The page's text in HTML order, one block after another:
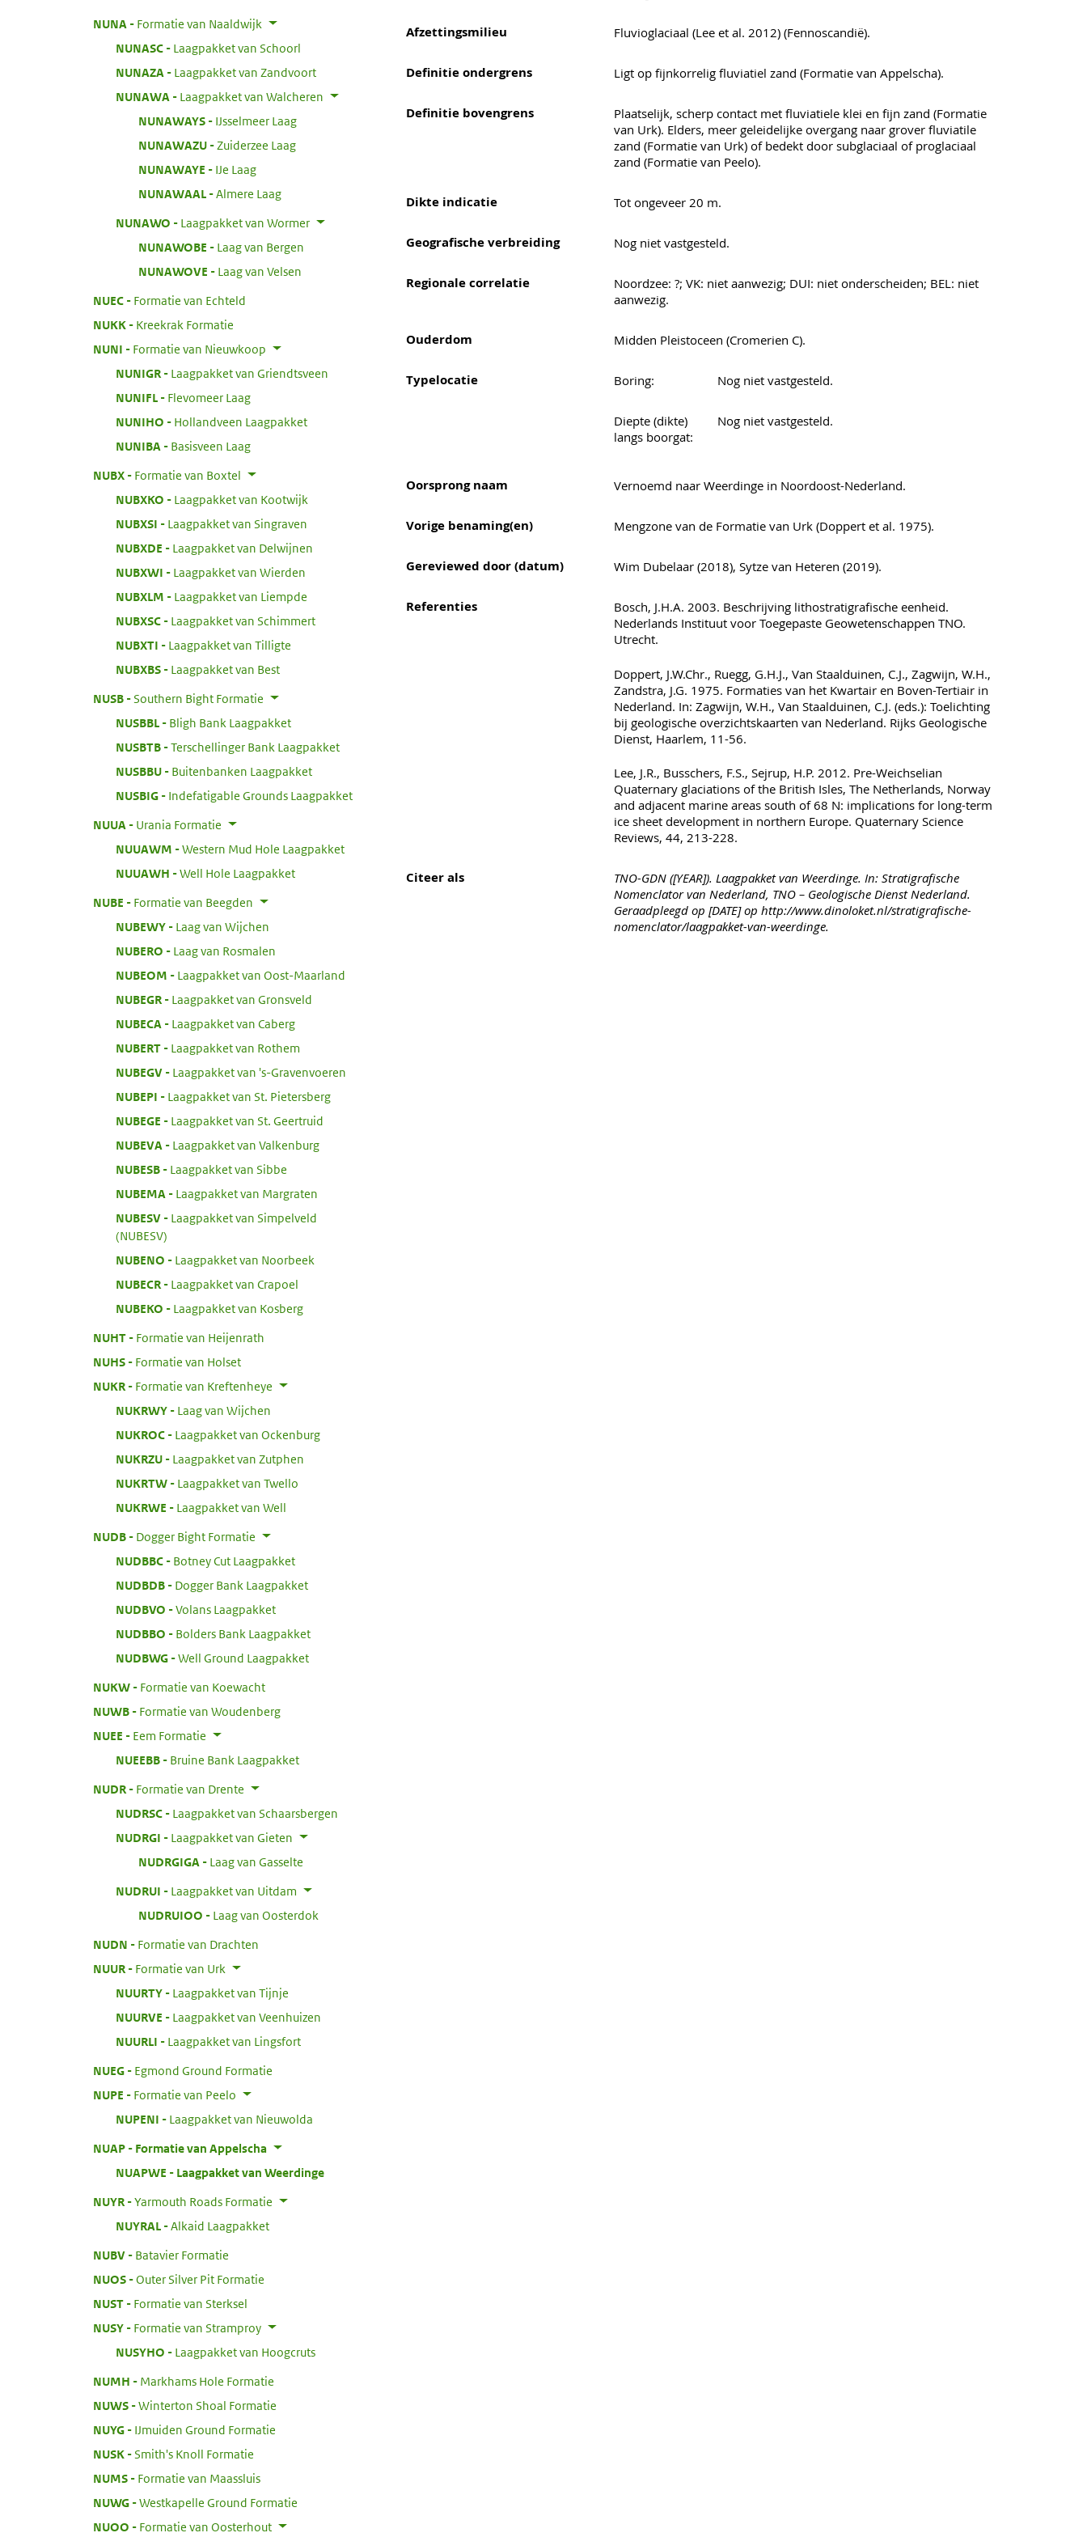
NUNA
Formatie van Naaldwijk
NUNASC:
Laagpakket van Schoorl
NUNAZA
Laagpakket van Zandvoort
NUNAWA
Laagpakket van Walcheren
NUNAWAYS:
IJsselmeer Laag
NUNAWAZU:
Zuiderzee Laag
NUNAWAYE
IJe Laag
NUNAWAAL
Almere Laag
NUNAWO
Laagpakket van Wormer
NUNAWOBE
Laag van Bergen
NUNAWOVE
Laag van Velsen
NUEC:
Formatie van Echteld
NUKK:
Kreekrak Formatie
NUNI
Formatie van Nieuwkoop
NUNIGR:
Laagpakket van Griendtsveen
NUNIFL
Flevomeer Laag
NUNIHO
Hollandveen Laagpakket
NUNIBA
Basisveen Laag
NUBX:
Formatie van Boxtel
NUBXKO
Laagpakket van Kootwijk
NUBXSI
Laagpakket van Singraven
NUBXDE
Laagpakket van Delwijnen
NUBXWI
Laagpakket van Wierden
NUBXLM
Laagpakket van Liempde
NUBXSC:
Laagpakket van Schimmert
NUBXTI
Laagpakket van Tilligte
NUBXBS:
Laagpakket van Best
NUSB:
Southern Bight Formatie
NUSBBL
Bligh Bank Laagpakket
NUSBTB:
Terschellinger Bank Laagpakket
NUSBBU:
Buitenbanken Laagpakket
NUSBIG:
Indefatigable Grounds Laagpakket
NUUA
Urania Formatie
NUUAWM
Western Mud Hole Laagpakket
NUUAWH
Well Hole Laagpakket
NUBE
Formatie van Beegden
NUBEWY:
Laag van Wijchen
NUBERO
Laag van Rosmalen
NUBEOM
Laagpakket van Oost-Maarland
NUBEGR:
Laagpakket van Gronsveld
NUBECA
Laagpakket van Caberg
NUBERT:
Laagpakket van Rothem
NUBEGV:
Laagpakket van 's-Gravenvoeren
NUBEPI
Laagpakket van St. Pietersberg
NUBEGE
Laagpakket van St. Geertruid
NUBEVA
Laagpakket van Valkenburg
NUBESB:
Laagpakket van Sibbe
NUBEMA
Laagpakket van Margraten
NUBESV:
Laagpakket van Simpelveld
(NUBESV)
NUBENO
Laagpakket van Noorbeek
NUBECR:
Laagpakket van Crapoel
NUBEKO
Laagpakket van Kosberg
NUHT:
Formatie van Heijenrath
NUHS:
Formatie van Holset
NUKR:
Formatie van Kreftenheye
NUKRWY:
Laag van Wijchen
NUKROC:
Laagpakket van Ockenburg
NUKRZU:
Laagpakket van Zutphen
NUKRTW:
Laagpakket van Twello
NUKRWE
Laagpakket van Well
NUDB:
Dogger Bight Formatie
NUDBBC:
Botney Cut Laagpakket
NUDBDB:
Dogger Bank Laagpakket
NUDBVO
Volans Laagpakket
NUDBBO
Bolders Bank Laagpakket
NUDBWG:
Well Ground Laagpakket
NUKW:
Formatie van Koewacht
NUWB:
Formatie van Woudenberg
NUEE
Eem Formatie
NUEEBB:
Bruine Bank Laagpakket
NUDR:
Formatie van Drente
NUDRSC:
Laagpakket van Schaarsbergen
NUDRGI
Laagpakket van Gieten
NUDRGIGA
Laag van Gasselte
NUDRUI
Laagpakket van Uitdam
NUDRUIOO
Laag van Oosterdok
NUDN
Formatie van Drachten
NUUR:
Formatie van Urk
NUURTY:
Laagpakket van Tijnje
NUURVE
Laagpakket van Veenhuizen
NUURLI
Laagpakket van Lingsfort
NUEG:
Egmond Ground Formatie
NUPE
Formatie van Peelo
NUPENI
Laagpakket van Nieuwolda
NUAP:
Formatie van Appelscha
NUAPWE
Laagpakket van Weerdinge
NUYR:
Yarmouth Roads Formatie
NUYRAL
Alkaid Laagpakket
NUBV:
Batavier Formatie
NUOS:
Outer Silver Pit Formatie
NUST:
Formatie van Sterksel
NUSY:
Formatie van Stramproy
NUSYHO
Laagpakket van Hoogcruts
NUMH
Markhams Hole Formatie
NUWS:
Winterton Shoal Formatie
NUYG:
IJmuiden Ground Formatie
NUSK:
Smith's Knoll Formatie
NUMS:
Formatie van Maassluis
NUWG:
Westkapelle Ground Formatie
NUOO
Formatie van Oosterhout
Afzettingsmilieu Fluvioglaciaal (Lee et al. 2012) (Fennoscandië).
Definitie ondergrens Ligt op fijnkorrelig fluviatiel zand (Formatie van Appelscha).
Definitie bovengrens
Plaatselijk, scherp contact met fluviatiele klei en fijn zand (Formatie
van Urk). Elders, meer geleidelijke overgang naar grover fluviatile
zand (Formatie van Urk) of bedekt door subglaciaal of proglaciaal
zand (Formatie van Peelo).
Dikte indicatie Tot ongeveer 20 m.
Geografische verbreiding Nog niet vastgesteld.
Regionale correlatie
Noordzee: ?; VK: niet aanwezig; DUI: niet onderscheiden; BEL: niet
aanwezig.
Ouderdom Midden Pleistoceen (Cromerien C).
Typelocatie Boring: Nog niet vastgesteld.
Diepte (dikte)
langs boorgat:
Nog niet vastgesteld.
Oorsprong naam Vernoemd naar Weerdinge in Noordoost-Nederland.
Vorige benaming(en) Mengzone van de Formatie van Urk (Doppert et al. 1975).
Gereviewed door (datum) Wim Dubelaar (2018), Sytze van Heteren (2019).
Referenties
Bosch, J.H.A. 2003. Beschrijving lithostratigrafische eenheid.
Nederlands Instituut voor Toegepaste Geowetenschappen TNO.
Utrecht.
Doppert, J.W.Chr., Ruegg, G.H.J., Van Staalduinen, C.J., Zagwijn, W.H.,
Zandstra, J.G. 1975. Formaties van het Kwartair en Boven-Tertiair in
Nederland. In: Zagwijn, W.H., Van Staalduinen, C.J. (eds.): Toelichting
bij geologische overzichtskaarten van Nederland. Rijks Geologische
Dienst, Haarlem, 11-56.
Lee, J.R., Busschers, F.S., Sejrup, H.P. 2012. Pre-Weichselian
Quaternary glaciations of the British Isles, The Netherlands, Norway
and adjacent marine areas south of 68 N: implications for long-term
ice sheet development in northern Europe. Quaternary Science
Reviews, 44, 213-228.
Citeer als
TNO-GDN ([YEAR]). Laagpakket van Weerdinge. In: Stratigrafische
Nomenclator van Nederland, TNO – Geologische Dienst Nederland.
Geraadpleegd op [DATE] op http://www.dinoloket.nl/stratigrafische-
nomenclator/laagpakket-van-weerdinge.